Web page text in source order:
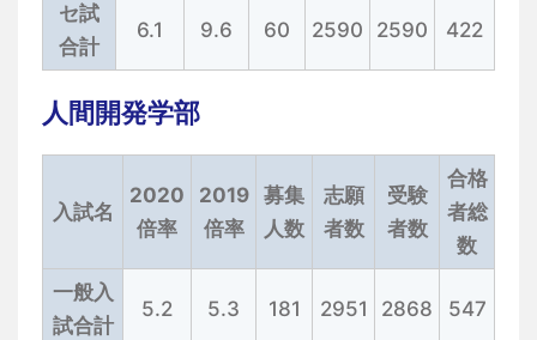
セ試
合計
6.1 9.6 60 2590 2590 422
人間開発学部
入試名
2020
倍率
2019
倍率
募集
人数
志願
者数
受験
者数
合格
者総
数
一般入
試合計
5.2 5.3 181 2951 2868 547